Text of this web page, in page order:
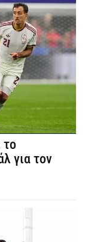
το
για τον